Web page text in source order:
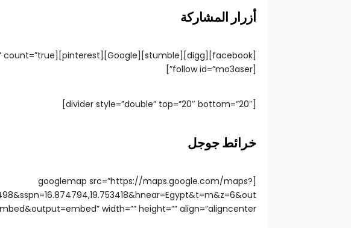
أزرار المشاركة
[follow id=”mo3aser”]
[divider style=”double” top=”20″ bottom=”20″]
خرائط جوجل
[googlemap src=”https://maps.google.com/maps?
width=”” height=”” align=”aligncenter”]